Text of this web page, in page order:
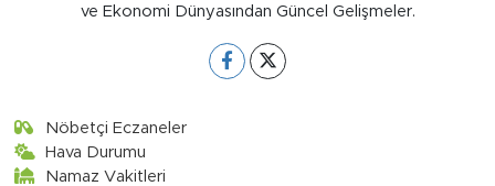
ve Ekonomi Dünyasından Güncel Gelişmeler.
Nöbetçi Eczaneler
Hava Durumu
Namaz Vakitleri